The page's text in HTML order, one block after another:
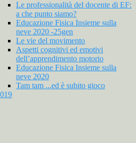
Le professionalità del docente di EF:
a che punto siamo?
Educazione Fisica Insieme sulla
neve 2020 -25gen
Le vie del movimento
Aspetti cognitivi ed emotivi
dell’apprendimento motorio
Educazione Fisica Insieme sulla
neve 2020
Tam tam ...ed è subito gioco